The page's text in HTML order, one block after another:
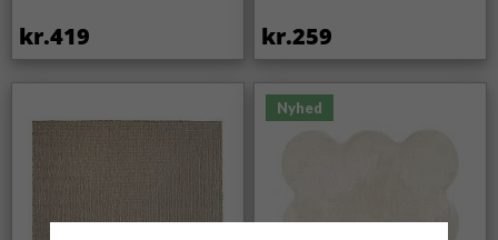
kr.419 kr.259
Nyhed